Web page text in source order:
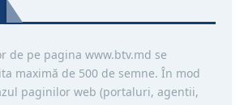
de pe pagina www.btv.md se
maximă de 500 de semne. În mod
paginilor web (portaluri, agentii,